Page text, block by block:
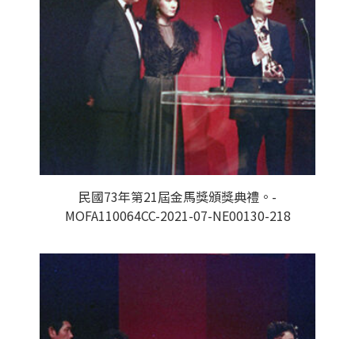
民國73年第21屆金馬獎頒獎典禮。-
MOFA110064CC-2021-07-NE00130-218